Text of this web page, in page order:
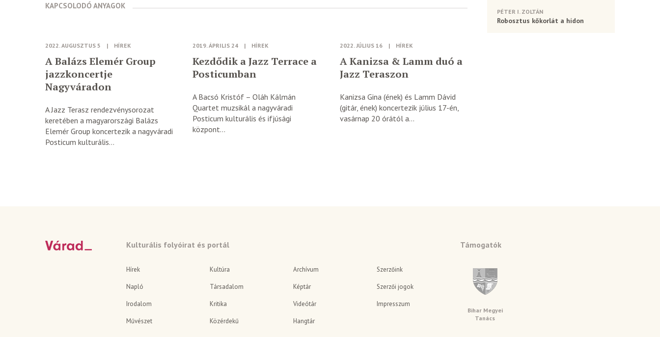
KAPCSOLODÓ ANYAGOK
2022. AUGUSZTUS 5 | HÍREK
A Balázs Elemér Group
jazzkoncertje
Nagyváradon
A Jazz Terasz rendezvénysorozat
keretében a magyarországi Balázs
Elemér Group koncertezik a nagyváradi
Posticum kulturális...
2019. ÁPRILIS 24 | HÍREK
Kezdődik a Jazz Terrace a
Posticumban
A Bacsó Kristóf – Oláh Kálmán
Quartet muzsikál a nagyváradi
Posticum kulturális és ifjúsági
központ...
2022. JÚLIUS 16 | HÍREK
A Kanizsa & Lamm duó a
Jazz Teraszon
Kanizsa Gina (ének) és Lamm Dávid
(gitár, ének) koncertezik július 17-én,
vasárnap 20 órától a...
PÉTER I. ZOLTÁN
Robosztus kőkorlát a hídon
Kulturális folyóirat és portál
Hírek
Napló
Irodalom
Művészet
Kultúra
Társadalom
Kritika
Közérdekű
Archívum
Képtár
Videótár
Hangtár
Szerzőink
Szerzői jogok
Impresszum
Támogatók
Bihar Megyei
Tanács